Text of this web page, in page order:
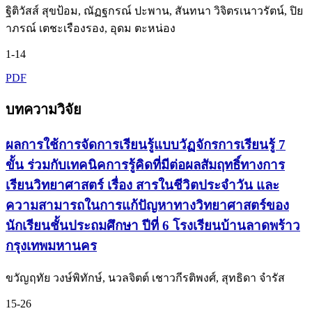
ฐิติวัสส์ สุขป้อม, ณัฏฐกรณ์ ปะพาน, สันทนา วิจิตรเนาวรัตน์, ปิย
าภรณ์ เตชะเรืองรอง, อุดม ตะหน่อง
1-14
PDF
บทความวิจัย
ผลการใช้การจัดการเรียนรู้แบบวัฏจักรการเรียนรู้ 7
ขั้น ร่วมกับเทคนิคการรู้คิดที่มีต่อผลสัมฤทธิ์ทางการ
เรียนวิทยาศาสตร์ เรื่อง สารในชีวิตประจำวัน และ
ความสามารถในการแก้ปัญหาทางวิทยาศาสตร์ของ
นักเรียนชั้นประถมศึกษา ปีที่ 6 โรงเรียนบ้านลาดพร้าว
กรุงเทพมหานคร
ขวัญฤทัย วงษ์พิทักษ์, นวลจิตต์ เชาวกีรติพงศ์, สุทธิดา จำรัส
15-26